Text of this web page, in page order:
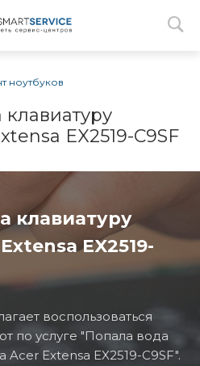
ноутбуков
EX2519-C9SF
клавиатуру
EX2519-
воспользоваться
по услуге "Попала вода
Acer Extensa EX2519-C9SF".